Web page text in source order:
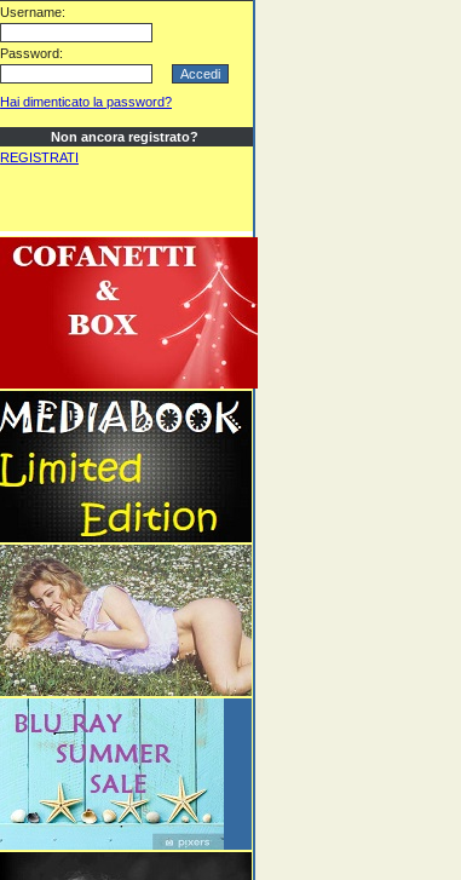
Username:
Password:
Hai dimenticato la password?
Non ancora registrato?
REGISTRATI